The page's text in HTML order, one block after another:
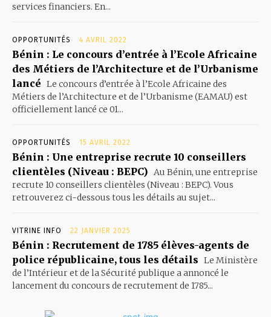
services financiers. En...
OPPORTUNITÉS 4 AVRIL 2022
Bénin : Le concours d’entrée à l’Ecole Africaine
des Métiers de l’Architecture et de l’Urbanisme
lancé Le concours d’entrée à l’Ecole Africaine des
Métiers de l’Architecture et de l’Urbanisme (EAMAU) est
officiellement lancé ce 01...
OPPORTUNITÉS 15 AVRIL 2022
Bénin : Une entreprise recrute 10 conseillers
clientèles (Niveau : BEPC) Au Bénin, une entreprise
recrute 10 conseillers clientèles (Niveau : BEPC). Vous
retrouverez ci-dessous tous les détails au sujet...
VITRINE INFO 22 JANVIER 2025
Bénin : Recrutement de 1785 élèves-agents de
police républicaine, tous les détails Le Ministère
de l’Intérieur et de la Sécurité publique a annoncé le
lancement du concours de recrutement de 1785...